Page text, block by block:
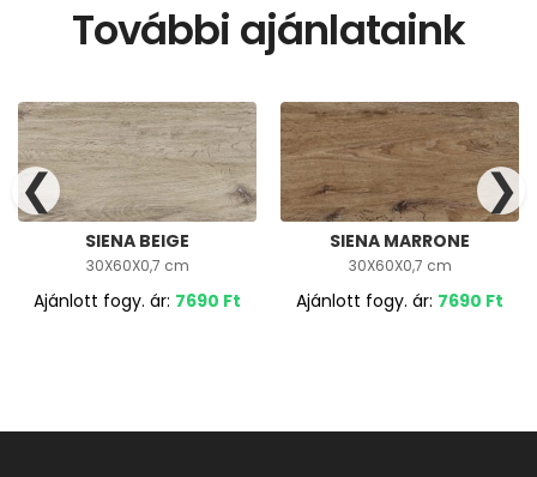
További ajánlataink
SIENA BEIGE
30X60X0,7 cm
Ajánlott fogy. ár: 7690 Ft
SIENA MARRONE
30X60X0,7 cm
Ajánlott fogy. ár: 7690 Ft
❮ ❯